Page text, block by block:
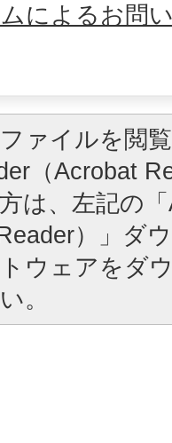
によるお問
ァイルを閲
（Acrobat
は、左記の
）」ダ
ウェアをダ
。